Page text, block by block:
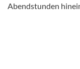
Abendstunden